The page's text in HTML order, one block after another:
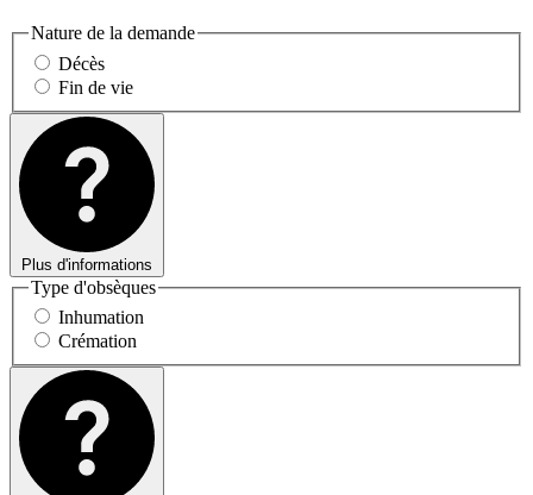
Nature de la demande
Décès
Fin de vie
Plus d'informations
Type d'obsèques
Inhumation
Crémation